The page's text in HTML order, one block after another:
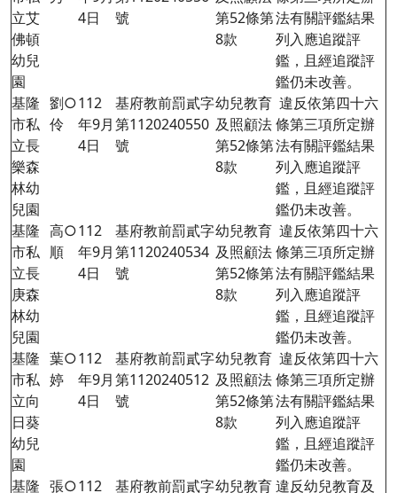
立艾
佛頓
幼兒
園
4日
號
第52條第
8款
法有關評鑑結果
列入應追蹤評
鑑，且經追蹤評
鑑仍未改善。
基隆
市私
立長
樂森
林幼
兒園
劉○
伶
112
年9月
4日
基府教前罰貳字
第1120240550
號
幼兒教育
及照顧法
第52條第
8款
違反依第四十六
條第三項所定辦
法有關評鑑結果
列入應追蹤評
鑑，且經追蹤評
鑑仍未改善。
基隆
市私
立長
庚森
林幼
兒園
高○
順
112
年9月
4日
基府教前罰貳字
第1120240534
號
幼兒教育
及照顧法
第52條第
8款
違反依第四十六
條第三項所定辦
法有關評鑑結果
列入應追蹤評
鑑，且經追蹤評
鑑仍未改善。
基隆
市私
立向
日葵
幼兒
園
葉○
婷
112
年9月
4日
基府教前罰貳字
第1120240512
號
幼兒教育
及照顧法
第52條第
8款
違反依第四十六
條第三項所定辦
法有關評鑑結果
列入應追蹤評
鑑，且經追蹤評
鑑仍未改善。
基隆 張○112 基府教前罰貳字幼兒教育違反幼兒教育及